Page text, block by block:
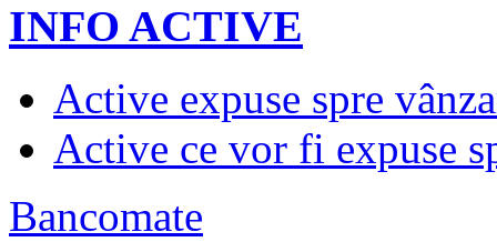
INFO ACTIVE
Active expuse spre
Active ce vor fi expuse
Bancomate